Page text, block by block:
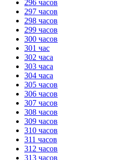
296 часов
297 часов
298 часов
299 часов
300 часов
301 час
302 часа
303 часа
304 часа
305 часов
306 часов
307 часов
308 часов
309 часов
310 часов
311 часов
312 часов
313 часов